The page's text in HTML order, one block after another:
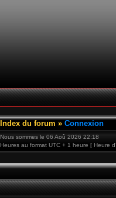
Index du forum » Connexion
Nous sommes le 06 Aoû 2026 22:18
Heures au format UTC + 1 heure [ Heure